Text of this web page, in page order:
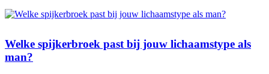
Welke spijkerbroek past bij jouw lichaamstype als
man?